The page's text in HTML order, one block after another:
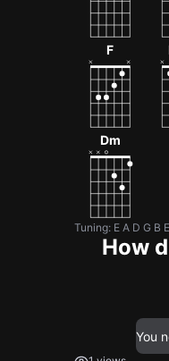
F
Dm
Tuning: E A D G B E
How
You